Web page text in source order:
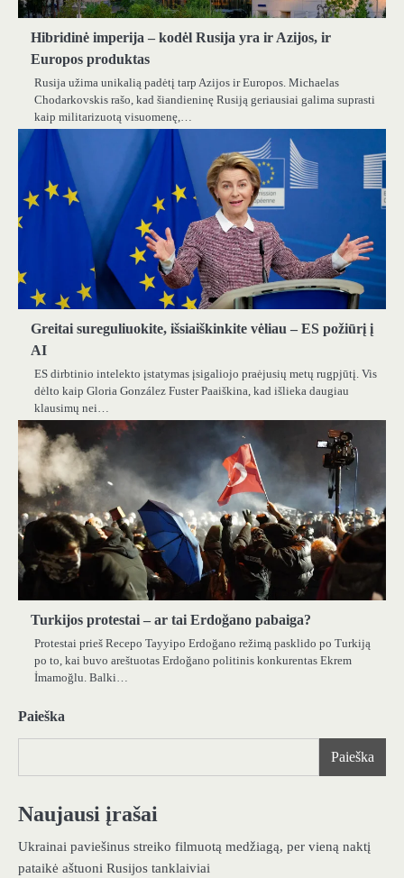
Hibridinė imperija – kodėl Rusija yra ir Azijos, ir
Europos produktas
Rusija užima unikalią padėtį tarp Azijos ir Europos. Michaelas
Chodarkovskis rašo, kad šiandieninę Rusiją geriausiai galima suprasti
kaip militarizuotą visuomenę,…
Greitai sureguliuokite, išsiaiškinkite vėliau – ES požiūrį į
AI
ES dirbtinio intelekto įstatymas įsigaliojo praėjusių metų rugpjūtį. Vis
dėlto kaip Gloria González Fuster Paaiškina, kad išlieka daugiau
klausimų nei…
Turkijos protestai – ar tai Erdoğano pabaiga?
Protestai prieš Recepo Tayyipo Erdoğano režimą pasklido po Turkiją
po to, kai buvo areštuotas Erdoğano politinis konkurentas Ekrem
İmamoğlu. Balki…
Paieška
Paieška
Naujausi įrašai
Ukrainai paviešinus streiko filmuotą medžiagą, per vieną naktį
pataikė aštuoni Rusijos tanklaiviai